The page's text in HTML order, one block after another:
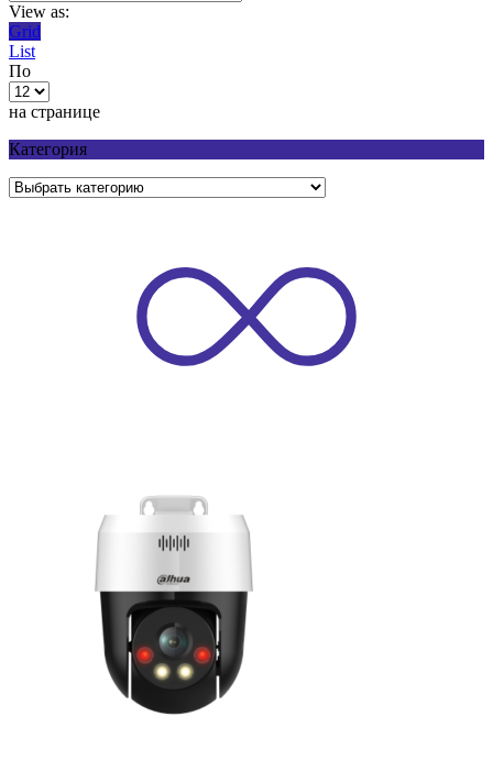
View as:
Grid
List
По
на странице
Категория